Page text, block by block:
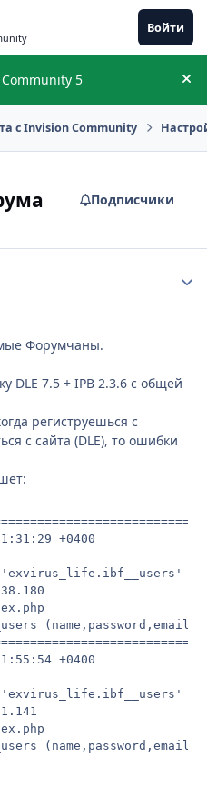
Войти
5
с Invision Community
Подписчики
Форумчаны.
DLE 7.5 + IPB 2.3.6 с общей
региструешься с
с сайта (DLE), то ошибки
+0400
'exvirus_life.ibf__users'
+0400
'exvirus_life.ibf__users'